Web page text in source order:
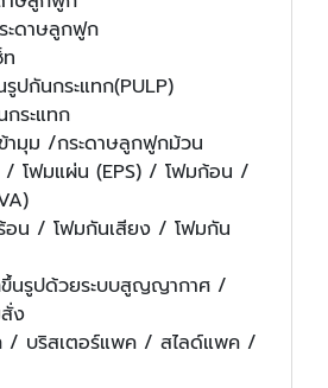
ะดาษลูกฟูก
ปกันกระแทก(PULP)
ระแทก
ามุม /กระดาษลูกฟูกม้วน
/ โฟมแผ่น (EPS) / โฟมก้อน /
อน / โฟมกันเสียง / โฟมกัน
นรูปด้วยระบบสูญญากาศ /
ง
/ บริสเตอร์แพค / สไลด์แพค /